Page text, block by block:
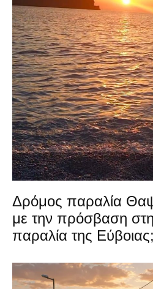
Δρόμος παραλία
με την πρόσβαση
παραλία της Εύβοιας;